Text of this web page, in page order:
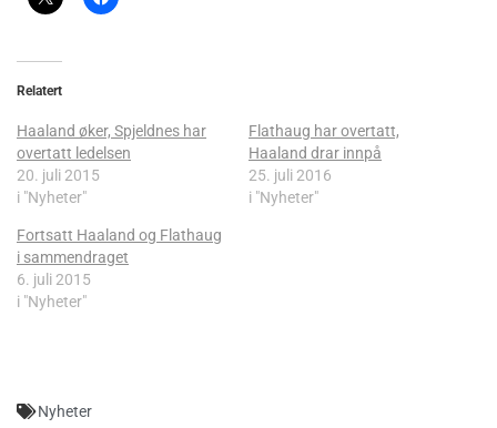
Relatert
Haaland øker, Spjeldnes har
overtatt ledelsen
20. juli 2015
i "Nyheter"
Flathaug har overtatt,
Haaland drar innpå
25. juli 2016
i "Nyheter"
Fortsatt Haaland og Flathaug
i sammendraget
6. juli 2015
i "Nyheter"
Nyheter